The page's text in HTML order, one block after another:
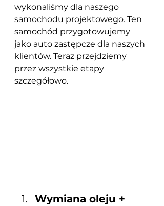
wykonaliśmy dla naszego
samochodu projektowego. Ten
samochód przygotowujemy
jako auto zastępcze dla naszych
klientów. Teraz przejdziemy
przez wszystkie etapy
szczegółowo.
Wymiana oleju +